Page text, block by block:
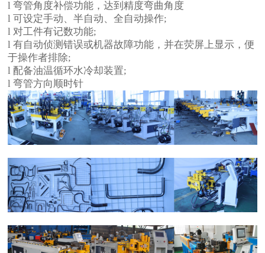
l 弯管角度补偿功能，达到精度弯曲角度
l 可设定手动、半自动、全自动操作;
l 对工件有记数功能;
l 有自动侦测错误或机器故障功能，并在荧屏上显示，便
于操作者排除;
l 配备油温循环水冷却装置;
l 弯管方向顺时针